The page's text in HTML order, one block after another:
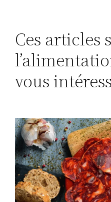
Ces articles
vous